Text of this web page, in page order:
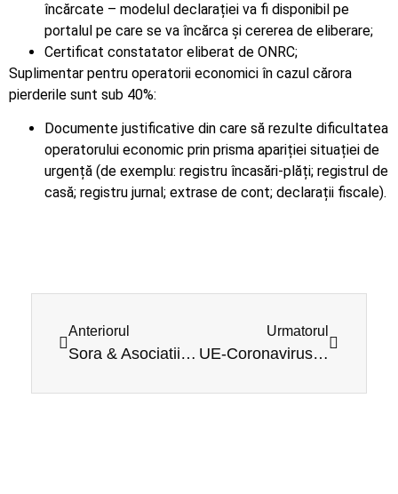
încărcate – modelul declarației va fi disponibil pe
portalul pe care se va încărca și cererea de eliberare;
Certificat constatator eliberat de ONRC;
Suplimentar pentru operatorii economici în cazul cărora
pierderile sunt sub 40%:
Documente justificative din care să rezulte dificultatea
operatorului economic prin prisma apariției situației de
urgență (de exemplu: registru încasări-plăți; registrul de
casă; registru jurnal; extrase de cont; declarații fiscale).
Anteriorul
Sora & Asociatii – membra AmCham
Urmatorul
UE-Coronavirus-Romania